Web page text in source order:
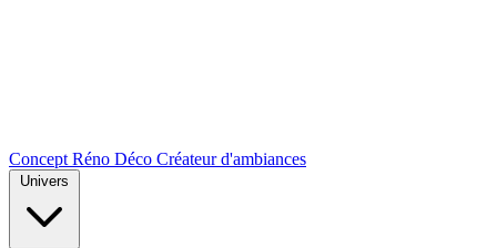
Concept Réno Déco Créateur d'ambiances